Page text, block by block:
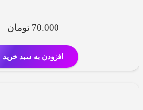
70.000 تومان
افزودن به سبد خرید